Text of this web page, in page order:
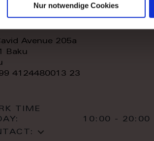
Nur notwendige Cookies
home store llc
Avenue 205a
Baku
4124480013 23
TIME
10:00 - 20:00